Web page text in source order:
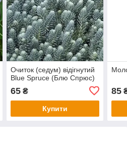
Очиток (седум) відігнутий
Blue Spruce (Блю Спрюс)
65₴
Купити
85